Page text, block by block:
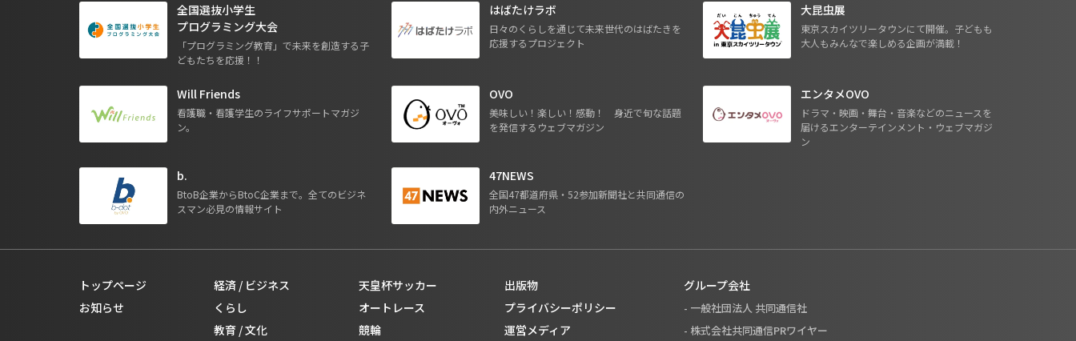
全国選抜小学生
プログラミング大会
「プログラミング教育」で未来を創造する子
どもたちを応援！！
はばたけラボ
日々のくらしを通じて未来世代のはばたきを
応援するプロジェクト
大昆虫展
東京スカイツリータウンにて開催。子どもも
大人もみんなで楽しめる企画が満載！
Will Friends
看護職・看護学生のライフサポートマガジ
ン。
OVO
美味しい！楽しい！感動！ 身近で旬な話題
を発信するウェブマガジン
エンタメOVO
ドラマ・映画・舞台・音楽などのニュースを
届けるエンターテインメント・ウェブマガジ
ン
b.
BtoB企業からBtoC企業まで。全てのビジネ
スマン必見の情報サイト
47NEWS
全国47都道府県・52参加新聞社と共同通信の
内外ニュース
トップページ
お知らせ
経済 / ビジネス
くらし
教育 / 文化
天皇杯サッカー
オートレース
競輪
出版物
プライバシーポリシー
運営メディア
グループ会社
- 一般社団法人 共同通信社
- 株式会社共同通信PRワイヤー